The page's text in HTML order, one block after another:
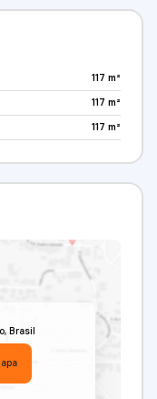
117 m²
117 m²
117 m²
, Brasil